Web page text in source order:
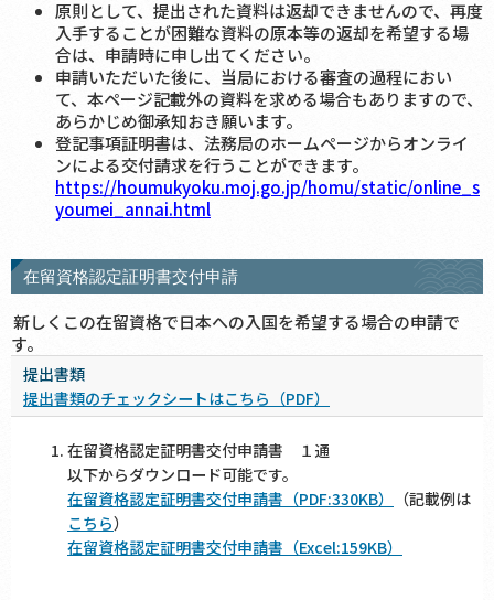
原則として、提出された資料は返却できませんので、再度
入手することが困難な資料の原本等の返却を希望する場
合は、申請時に申し出てください。
申請いただいた後に、当局における審査の過程におい
て、本ページ記載外の資料を求める場合もありますので、
あらかじめ御承知おき願います。
登記事項証明書は、法務局のホームページからオンライ
ンによる交付請求を行うことができます。
https://houmukyoku.moj.go.jp/homu/static/online_s
youmei_annai.html
在留資格認定証明書交付申請
新しくこの在留資格で日本への入国を希望する場合の申請で
す。
提出書類
提出書類のチェックシートはこちら（PDF）
在留資格認定証明書交付申請書 １通
以下からダウンロード可能です。
在留資格認定証明書交付申請書（PDF:330KB）
（記載例は
こちら）
在留資格認定証明書交付申請書（Excel:159KB）